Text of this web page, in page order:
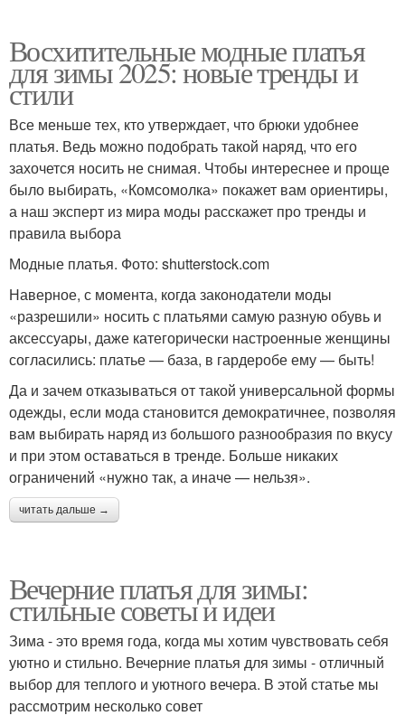
Восхитительные модные платья
для зимы 2025: новые тренды и
стили
Все меньше тех, кто утверждает, что брюки удобнее
платья. Ведь можно подобрать такой наряд, что его
захочется носить не снимая. Чтобы интереснее и проще
было выбирать, «Комсомолка» покажет вам ориентиры,
а наш эксперт из мира моды расскажет про тренды и
правила выбора
Модные платья. Фото: shutterstock.com
Наверное, с момента, когда законодатели моды
«разрешили» носить с платьями самую разную обувь и
аксессуары, даже категорически настроенные женщины
согласились: платье — база, в гардеробе ему — быть!
Да и зачем отказываться от такой универсальной формы
одежды, если мода становится демократичнее, позволяя
вам выбирать наряд из большого разнообразия по вкусу
и при этом оставаться в тренде. Больше никаких
ограничений «нужно так, а иначе — нельзя».
читать дальше →
Вечерние платья для зимы:
стильные советы и идеи
Зима - это время года, когда мы хотим чувствовать себя
уютно и стильно. Вечерние платья для зимы - отличный
выбор для теплого и уютного вечера. В этой статье мы
рассмотрим несколько совет